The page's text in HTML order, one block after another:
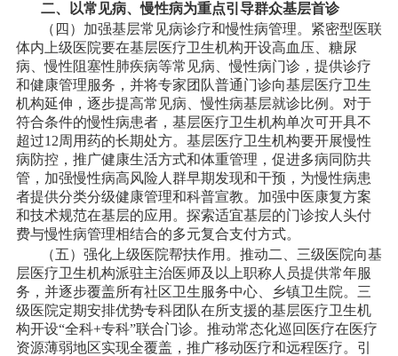
二、以常见病、慢性病为重点引导群众基层首诊
（四）加强基层常见病诊疗和慢性病管理。紧密型医联
体内上级医院要在基层医疗卫生机构开设高血压、糖尿
病、慢性阻塞性肺疾病等常见病、慢性病门诊，提供诊疗
和健康管理服务，并将专家团队普通门诊向基层医疗卫生
机构延伸，逐步提高常见病、慢性病基层就诊比例。对于
符合条件的慢性病患者，基层医疗卫生机构单次可开具不
超过12周用药的长期处方。基层医疗卫生机构要开展慢性
病防控，推广健康生活方式和体重管理，促进多病同防共
管，加强慢性病高风险人群早期发现和干预，为慢性病患
者提供分类分级健康管理和科普宣教。加强中医康复方案
和技术规范在基层的应用。探索适宜基层的门诊按人头付
费与慢性病管理相结合的多元复合支付方式。
（五）强化上级医院帮扶作用。推动二、三级医院向基
层医疗卫生机构派驻主治医师及以上职称人员提供常年服
务，并逐步覆盖所有社区卫生服务中心、乡镇卫生院。三
级医院定期安排优势专科团队在所支援的基层医疗卫生机
构开设“全科+专科”联合门诊。推动常态化巡回医疗在医疗
资源薄弱地区实现全覆盖，推广移动医疗和远程医疗。引